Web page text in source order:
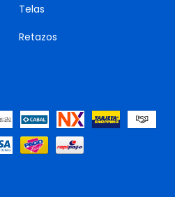
Telas
Retazos